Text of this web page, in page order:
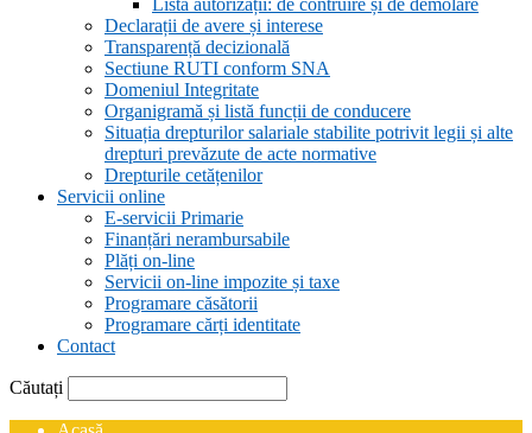
Listă autorizații: de contruire și de demolare
Declarații de avere și interese
Transparență decizională
Sectiune RUTI conform SNA
Domeniul Integritate
Organigramă și listă funcții de conducere
Situația drepturilor salariale stabilite potrivit legii și alte
drepturi prevăzute de acte normative
Drepturile cetățenilor
Servicii online
E-servicii Primarie
Finanțări nerambursabile
Plăți on-line
Servicii on-line impozite și taxe
Programare căsătorii
Programare cărți identitate
Contact
Căutați